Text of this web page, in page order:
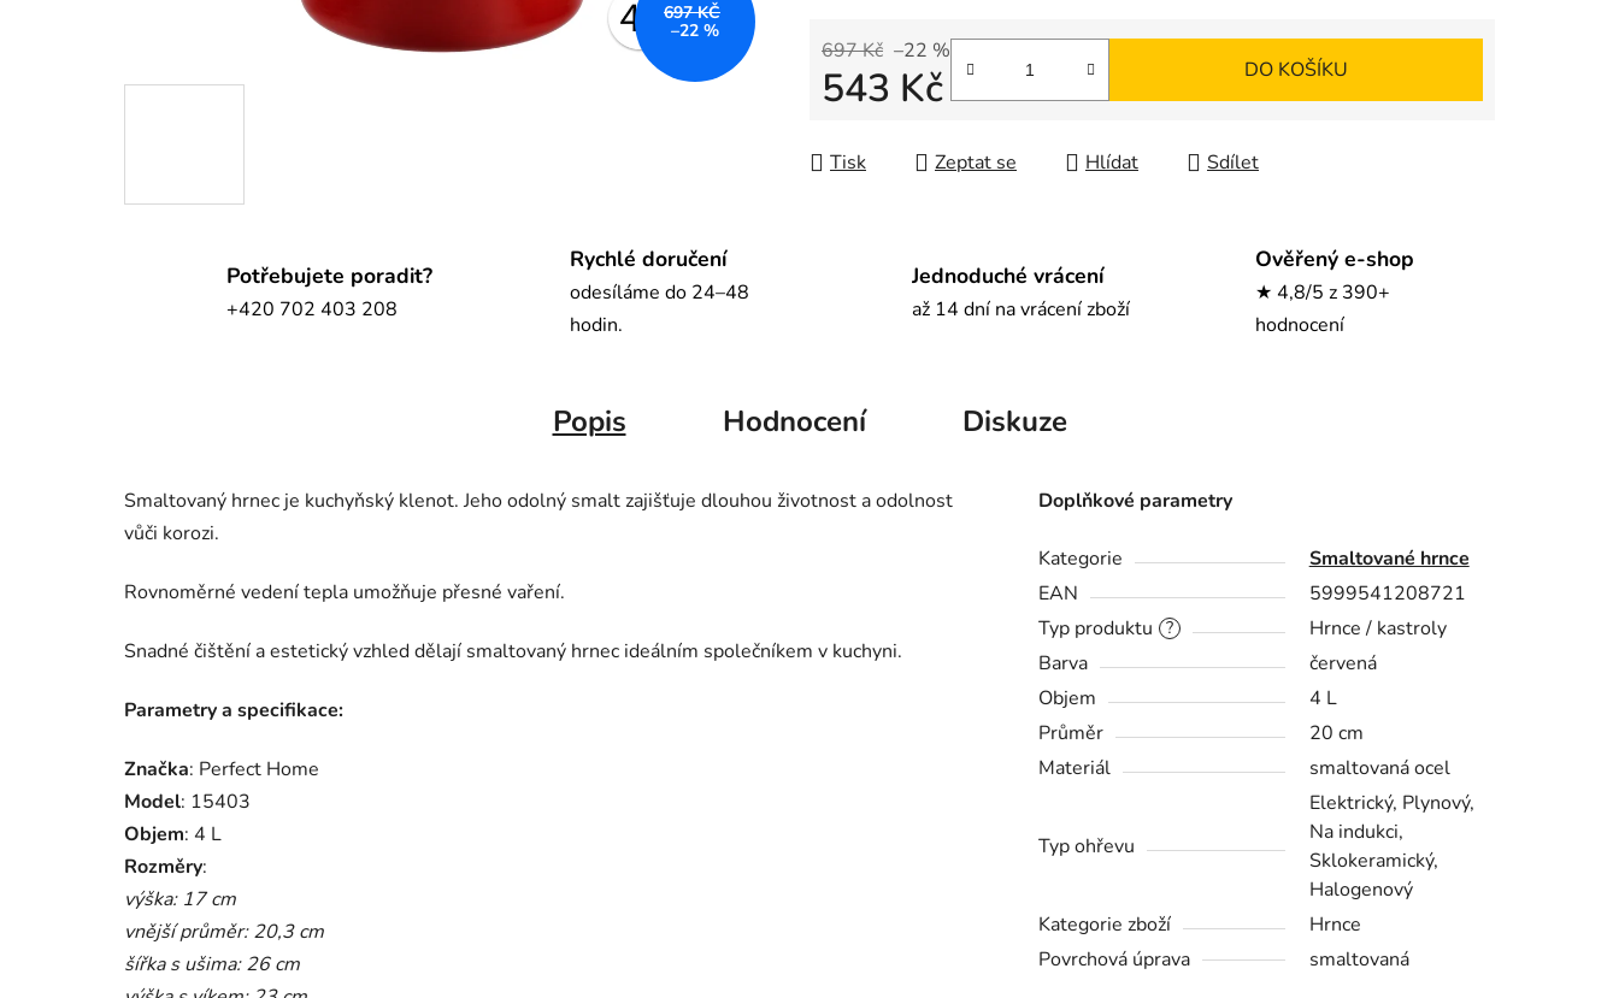
697 Kč –22 %
543 Kč DO KOŠÍKU
Tisk Zeptat se Hlídat Sdílet
697 KČ
–22 %
Potřebujete poradit?
+420 702 403 208
Rychlé doručení
odesíláme do 24–48
hodin.
Jednoduché vrácení
až 14 dní na vrácení zboží
Ověřený e-shop
★ 4,8/5 z 390+
hodnocení
Popis Hodnocení Diskuze
Smaltovaný hrnec je kuchyňský klenot. Jeho odolný smalt zajišťuje dlouhou životnost a odolnost
vůči korozi.
Rovnoměrné vedení tepla umožňuje přesné vaření.
Snadné čištění a estetický vzhled dělají smaltovaný hrnec ideálním společníkem v kuchyni.
Parametry a specifikace:
Značka: Perfect Home
Model: 15403
Objem: 4 L
Rozměry:
výška: 17 cm
vnější průměr: 20,3 cm
šířka s ušima: 26 cm
Doplňkové parametry
Kategorie
Smaltované hrnce
EAN
5999541208721
?
Typ produktu
Hrnce / kastroly
Barva
červená
Objem
4 L
Průměr
20 cm
Materiál
smaltovaná ocel
Typ ohřevu
Elektrický, Plynový,
Na indukci,
Sklokeramický,
Halogenový
Kategorie zboží
Hrnce
Povrchová úprava
smaltovaná